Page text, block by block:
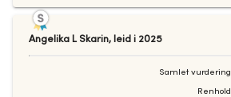
Angelika L Skarin, leid i 2025
Samlet vurdering
Renhold